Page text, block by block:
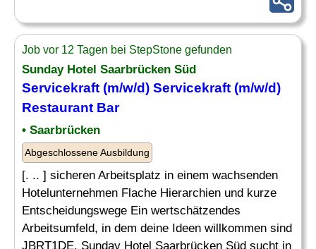
Job vor 12 Tagen bei StepStone gefunden
Sunday Hotel Saarbrücken Süd
Servicekraft (m/w/d) Servicekraft (m/w/d)
Restaurant Bar
• Saarbrücken
Abgeschlossene Ausbildung
[. .. ] sicheren Arbeitsplatz in einem wachsenden
Hotelunternehmen Flache Hierarchien und kurze
Entscheidungswege Ein wertschätzendes
Arbeitsumfeld, in dem deine Ideen willkommen sind
JBRT1DE. Sunday Hotel Saarbrücken Süd sucht in